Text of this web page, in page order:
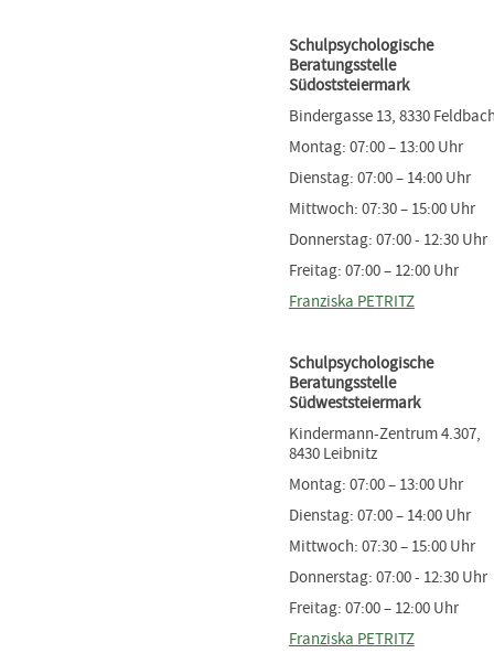
Schulpsychologische
Beratungsstelle
Südoststeiermark
Bindergasse 13, 8330
Montag: 07:00 – 13:00 Uhr
Dienstag: 07:00 – 14:00 Uhr
Mittwoch: 07:30 – 15:00 Uhr
Donnerstag: 07:00 - 12:30 Uhr
Freitag: 07:00 – 12:00 Uhr
Franziska PETRITZ
Schulpsychologische
Beratungsstelle
Südweststeiermark
Kindermann-Zentrum 4.307,
8430 Leibnitz
Montag: 07:00 – 13:00 Uhr
Dienstag: 07:00 – 14:00 Uhr
Mittwoch: 07:30 – 15:00 Uhr
Donnerstag: 07:00 - 12:30 Uhr
Freitag: 07:00 – 12:00 Uhr
Franziska PETRITZ